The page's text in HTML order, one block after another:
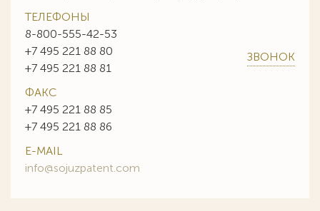
ТЕЛЕФОНЫ
8-800-555-42-53
+7 495 221 88 80
+7 495 221 88 81
ЗВОНОК
ФАКС
+7 495 221 88 85
+7 495 221 88 86
E-MAIL
info@sojuzpatent.com